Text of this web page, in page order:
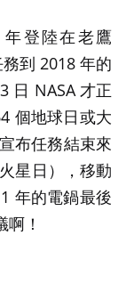
登陸在老鷹
到 2018 年的
日 NASA 才正
個地球日或大
布任務結束來
星日），移動
年的電鍋最後
！